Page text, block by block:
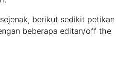
berikut sedikit petikan
beberapa editan/off the